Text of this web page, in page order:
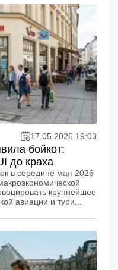
17.05.2026 19:03
бойкот:
до краха
в середине мая 2026
крупнейшее
авиации и тури...